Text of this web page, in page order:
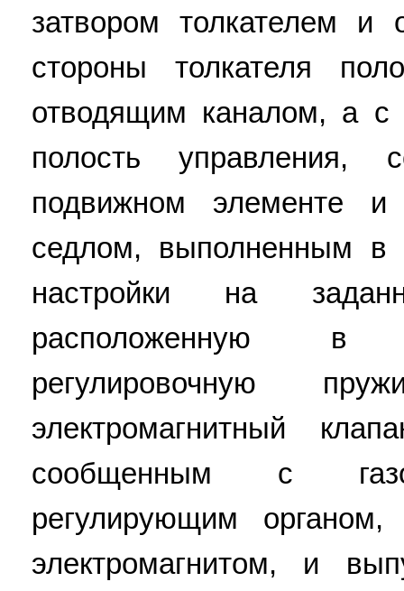
затвором толкателем
стороны толкателя
отводящим каналом, а с
полость управления,
подвижном элементе
седлом, выполненным в
настройки на
расположенную в
регулировочную
электромагнитный
сообщенным с
регулирующим
электромагнитом, и